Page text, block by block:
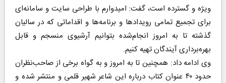
ویژه و گسترده است، گفت: امیدوارم با طراحی سایت و سامانه‌ای
برای تجمیع تمامی رویدادها و برنامه‌ها و اقداماتی که در سالیان
گذشته تا به امروز انجام‌شده بتوانیم آرشیوی منسجم و قابل
بهره‌برداری آیندگان تهیه کنیم.
وی ادامه داد: همچنین تا به امروز و به گواه برخی از صاحب‌نظران
حدود ۴۰ عنوان کتاب درباره این شاعر شهیر قلمی و منتشر شده و